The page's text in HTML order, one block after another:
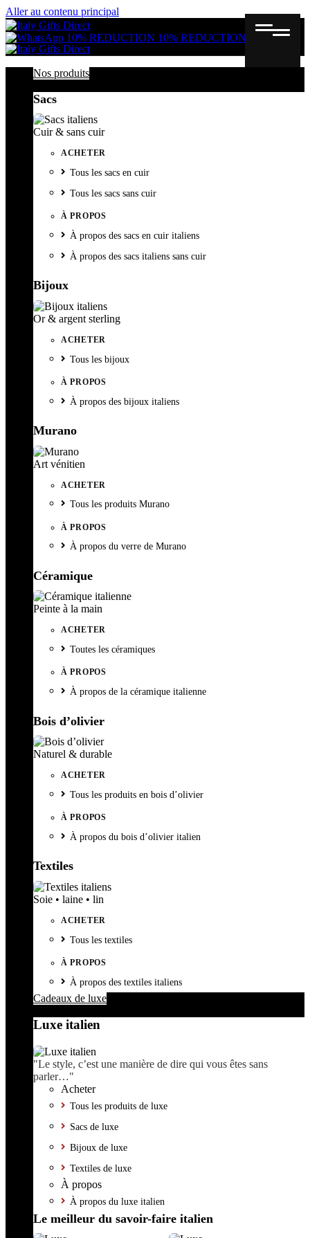
Aller au contenu principal
10% REDUCTION 10% REDUCTION
Nos produits
Sacs
Cuir & sans cuir
ACHETER
Tous les sacs en cuir
Tous les sacs sans cuir
À PROPOS
À propos des sacs en cuir italiens
À propos des sacs italiens sans cuir
Bijoux
Or & argent sterling
ACHETER
Tous les bijoux
À PROPOS
À propos des bijoux italiens
Murano
Art vénitien
ACHETER
Tous les produits Murano
À PROPOS
À propos du verre de Murano
Céramique
Peinte à la main
ACHETER
Toutes les céramiques
À PROPOS
À propos de la céramique italienne
Bois d’olivier
Naturel & durable
ACHETER
Tous les produits en bois d’olivier
À PROPOS
À propos du bois d’olivier italien
Textiles
Soie • laine • lin
ACHETER
Tous les textiles
À PROPOS
À propos des textiles italiens
Cadeaux de luxe
Luxe italien
"Le style, c’est une manière de dire qui vous êtes sans
parler…"
Acheter
Tous les produits de luxe
Sacs de luxe
Bijoux de luxe
Textiles de luxe
À propos
À propos du luxe italien
Le meilleur du savoir-faire italien